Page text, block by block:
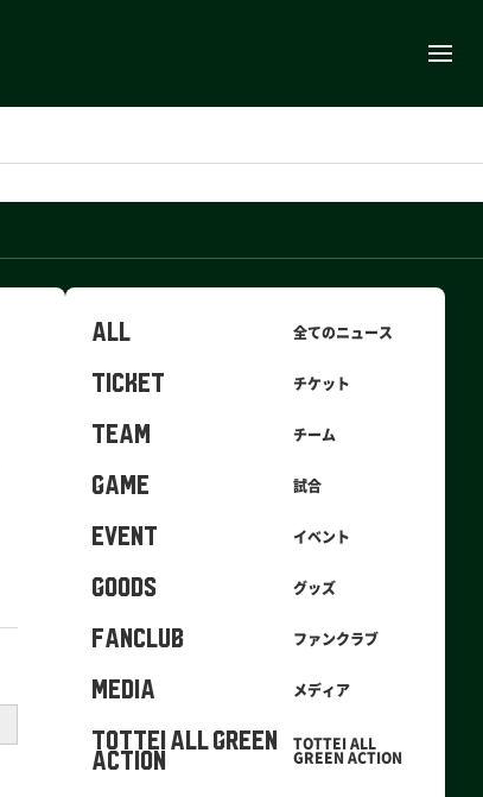
ALL 全てのニュース
TICKET チケット
TEAM チーム
GAME 試合
EVENT イベント
GOODS グッズ
FANCLUB ファンクラブ
MEDIA メディア
TOTTEI ALL GREEN
ACTION
TOTTEI ALL
GREEN ACTION